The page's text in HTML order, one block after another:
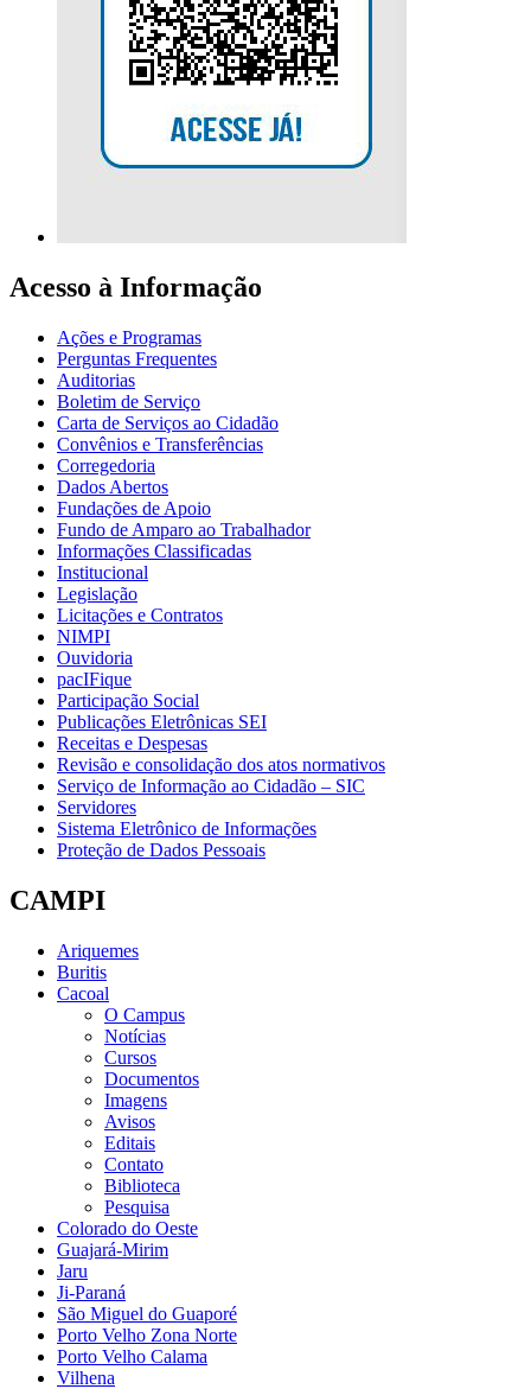
Acesso à Informação
Ações e Programas
Perguntas Frequentes
Auditorias
Boletim de Serviço
Carta de Serviços ao Cidadão
Convênios e Transferências
Corregedoria
Dados Abertos
Fundações de Apoio
Fundo de Amparo ao Trabalhador
Informações Classificadas
Institucional
Legislação
Licitações e Contratos
NIMPI
Ouvidoria
pacIFique
Participação Social
Publicações Eletrônicas SEI
Receitas e Despesas
Revisão e consolidação dos atos normativos
Serviço de Informação ao Cidadão – SIC
Servidores
Sistema Eletrônico de Informações
Proteção de Dados Pessoais
CAMPI
Ariquemes
Buritis
Cacoal
O Campus
Notícias
Cursos
Documentos
Imagens
Avisos
Editais
Contato
Biblioteca
Pesquisa
Colorado do Oeste
Guajará-Mirim
Jaru
Ji-Paraná
São Miguel do Guaporé
Porto Velho Zona Norte
Porto Velho Calama
Vilhena